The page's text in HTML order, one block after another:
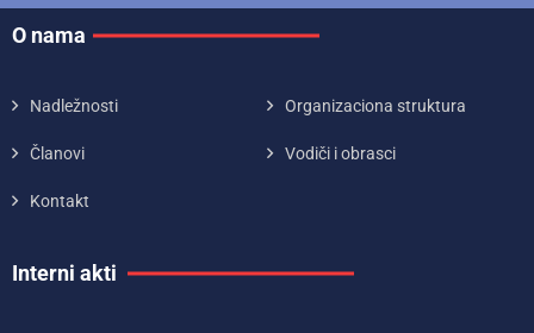
O nama
Nadležnosti Organizaciona struktura
Članovi Vodiči i obrasci
Kontakt
Interni akti